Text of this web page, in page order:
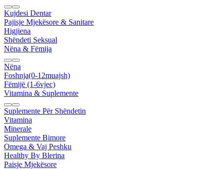
Kujdesi Dentar
Pajisje Mjekësore & Sanitare
Higjiena
Shëndeti Seksual
Nëna & Fëmija
Nëna
Foshnja(0-12muajsh)
Fëmijë (1-6vjec)
Vitamina & Suplemente
Suplemente Për Shëndetin
Vitamina
Minerale
Suplemente Bimore
Omega & Vaj Peshku
Healthy By Blerina
Paisje Mjekësore